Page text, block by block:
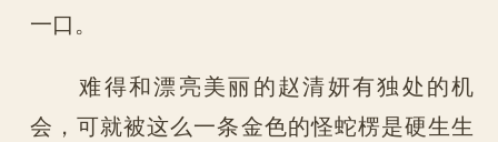
一口。
难得和漂亮美丽的赵清妍有独处的机
会，可就被这么一条金色的怪蛇楞是硬生生